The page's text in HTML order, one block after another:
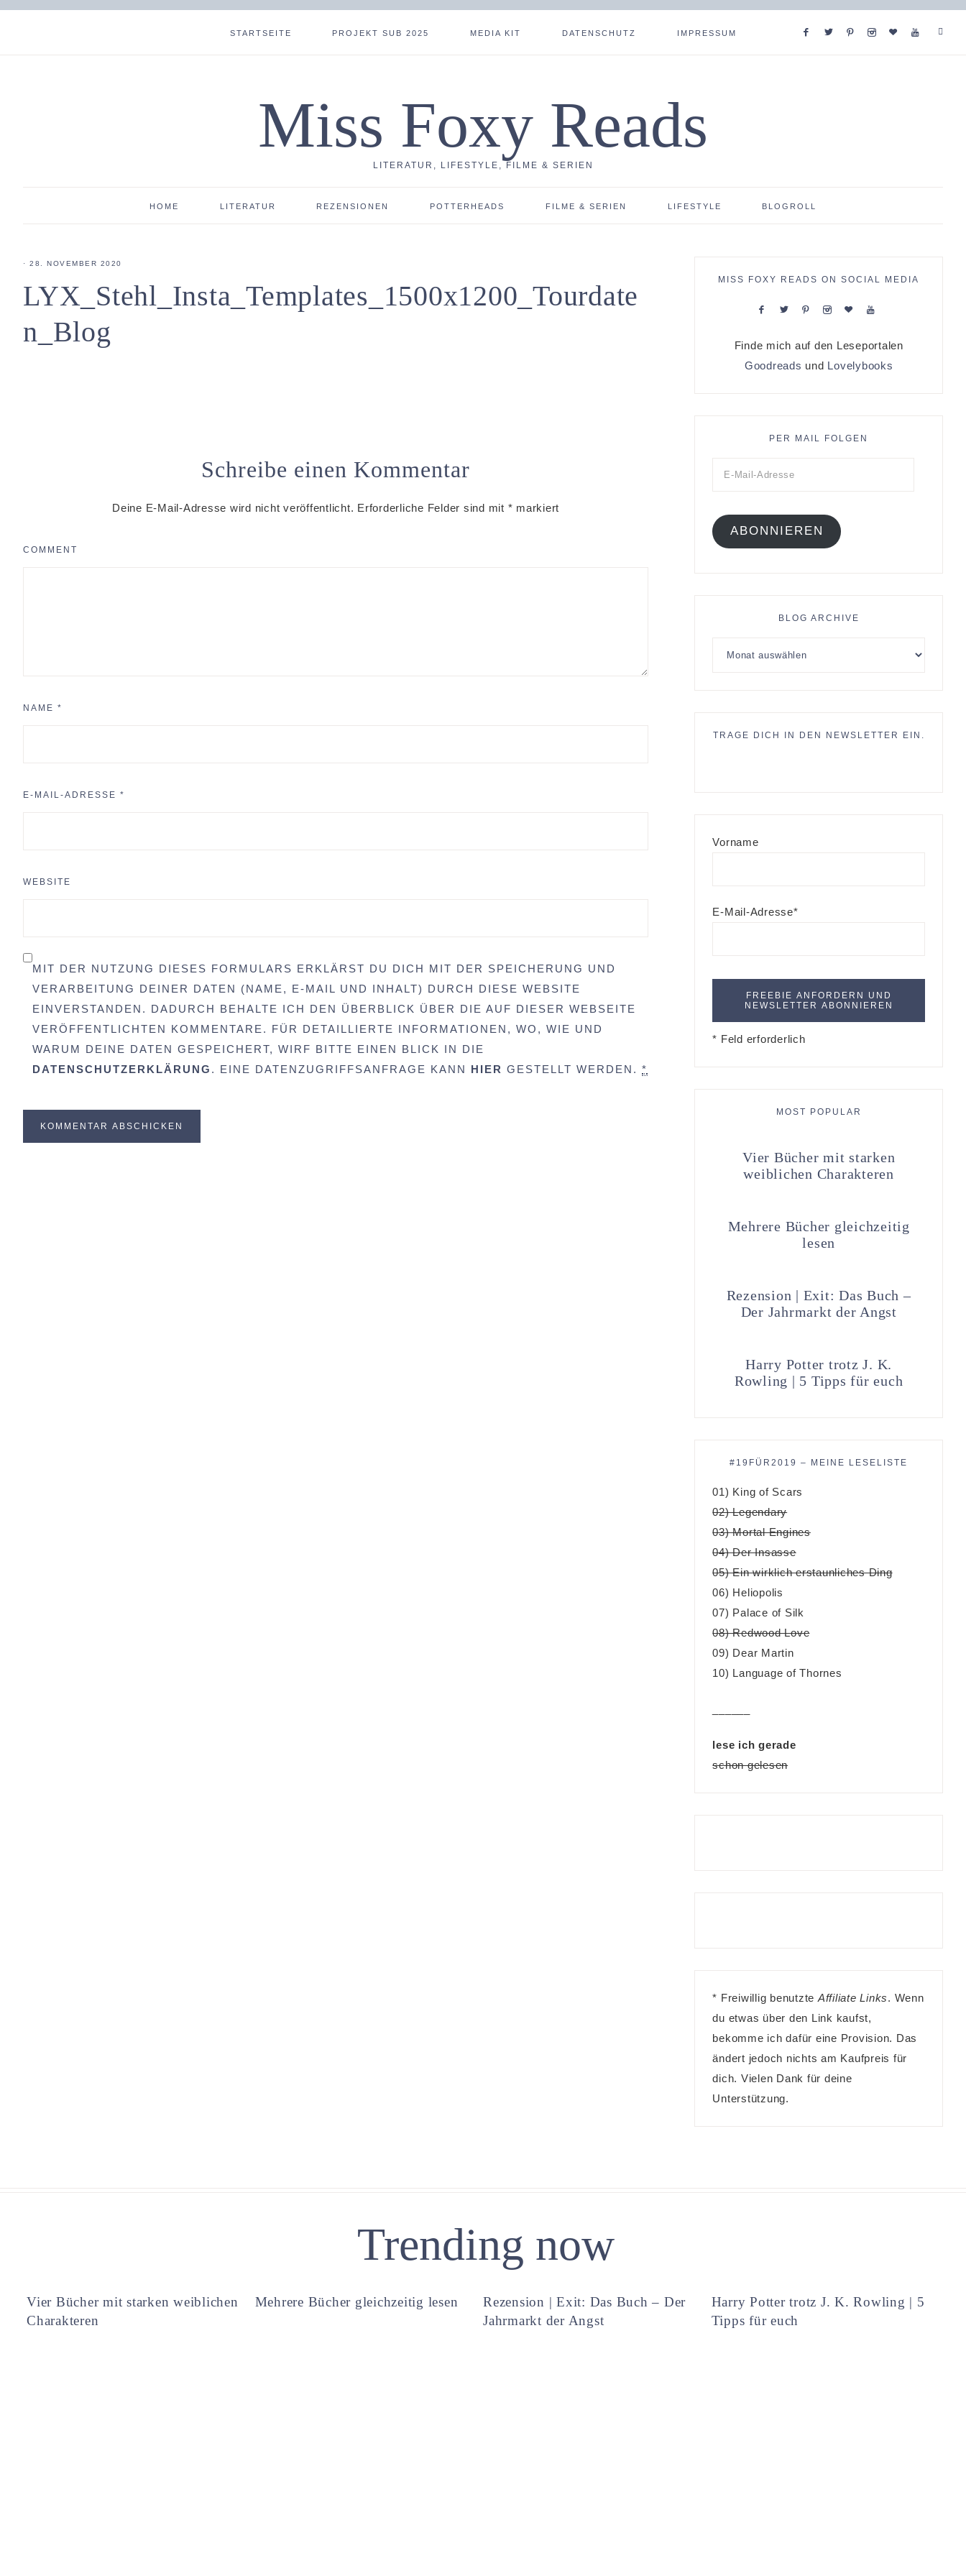
STARTSEITE PROJEKT SUB 2025 MEDIA KIT DATENSCHUTZ IMPRESSUM
Miss Foxy Reads
LITERATUR, LIFESTYLE, FILME & SERIEN
HOME LITERATUR REZENSIONEN POTTERHEADS FILME & SERIEN LIFESTYLE BLOGROLL
· 28. NOVEMBER 2020
LYX_Stehl_Insta_Templates_1500x1200_Tourdate
n_Blog
Schreibe einen Kommentar
Deine E-Mail-Adresse wird nicht veröffentlicht. Erforderliche Felder sind mit * markiert
COMMENT
NAME *
E-MAIL-ADRESSE *
WEBSITE
MIT DER NUTZUNG DIESES FORMULARS ERKLÄRST DU DICH MIT DER SPEICHERUNG UND
VERARBEITUNG DEINER DATEN (NAME, E-MAIL UND INHALT) DURCH DIESE WEBSITE
EINVERSTANDEN. DADURCH BEHALTE ICH DEN ÜBERBLICK ÜBER DIE AUF DIESER WEBSEITE
VERÖFFENTLICHTEN KOMMENTARE. FÜR DETAILLIERTE INFORMATIONEN, WO, WIE UND
WARUM DEINE DATEN GESPEICHERT, WIRF BITTE EINEN BLICK IN DIE
DATENSCHUTZERKLÄRUNG . EINE DATENZUGRIFFSANFRAGE KANN HIER GESTELLT WERDEN. *
MISS FOXY READS ON SOCIAL MEDIA
Finde mich auf den Leseportalen
Goodreads und Lovelybooks
PER MAIL FOLGEN
ABONNIEREN
BLOG ARCHIVE
TRAGE DICH IN DEN NEWSLETTER EIN.
Vorname
E-Mail-Adresse*
* Feld erforderlich
MOST POPULAR
Vier Bücher mit starken
weiblichen Charakteren
Mehrere Bücher gleichzeitig
lesen
Rezension | Exit: Das Buch –
Der Jahrmarkt der Angst
Harry Potter trotz J. K.
Rowling | 5 Tipps für euch
#19FÜR2019 – MEINE LESELISTE
01) King of Scars
02) Legendary
03) Mortal Engines
04) Der Insasse
05) Ein wirklich erstaunliches Ding
06) Heliopolis
07) Palace of Silk
08) Redwood Love
09) Dear Martin
10) Language of Thornes
lese ich gerade
schon gelesen
* Freiwillig benutzte Affiliate Links. Wenn
du etwas über den Link kaufst,
bekomme ich dafür eine Provision. Das
ändert jedoch nichts am Kaufpreis für
dich. Vielen Dank für deine
Unterstützung.
Trending now
Vier Bücher mit starken weiblichen
Charakteren
Mehrere Bücher gleichzeitig lesen
Rezension | Exit: Das Buch – Der
Jahrmarkt der Angst
Harry Potter trotz J. K. Rowling | 5
Tipps für euch